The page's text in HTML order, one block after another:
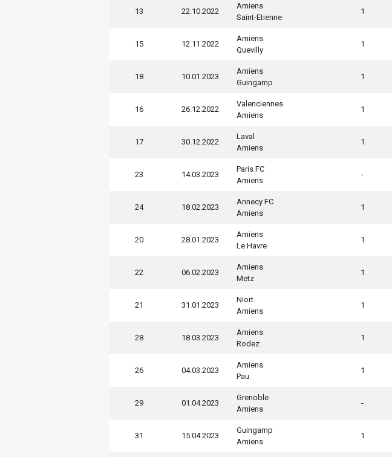
13 22.10.2022
Amiens
Saint-Etienne
1
15 12.11.2022
Amiens
Quevilly
1
18 10.01.2023
Amiens
Guingamp
1
16 26.12.2022
Valenciennes
Amiens
1
17 30.12.2022
Laval
Amiens
1
23 14.03.2023
Paris FC
Amiens
-
24 18.02.2023
Annecy FC
Amiens
1
20 28.01.2023
Amiens
Le Havre
1
22 06.02.2023
Amiens
Metz
1
21 31.01.2023
Niort
Amiens
1
28 18.03.2023
Amiens
Rodez
1
26 04.03.2023
Amiens
Pau
1
29 01.04.2023
Grenoble
Amiens
-
31 15.04.2023
Guingamp
Amiens
1